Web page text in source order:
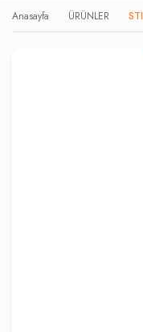
Anasayfa ÜRÜNLER